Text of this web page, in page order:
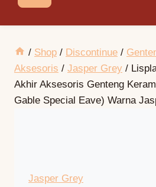
/ Shop / Discontinue /
Aksesoris / Jasper Grey /
Akhir Aksesoris Genteng
Gable Special Eave) Warna
Jasper Grey